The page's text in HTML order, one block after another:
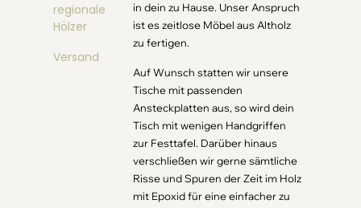
regionale
Hölzer
Versand
in dein zu Hause. Unser Anspruch
ist es zeitlose Möbel aus Altholz
zu fertigen.
Auf Wunsch statten wir unsere
Tische mit passenden
Ansteckplatten aus, so wird dein
Tisch mit wenigen Handgriffen
zur Festtafel. Darüber hinaus
verschließen wir gerne sämtliche
Risse und Spuren der Zeit im Holz
mit Epoxid für eine einfacher zu